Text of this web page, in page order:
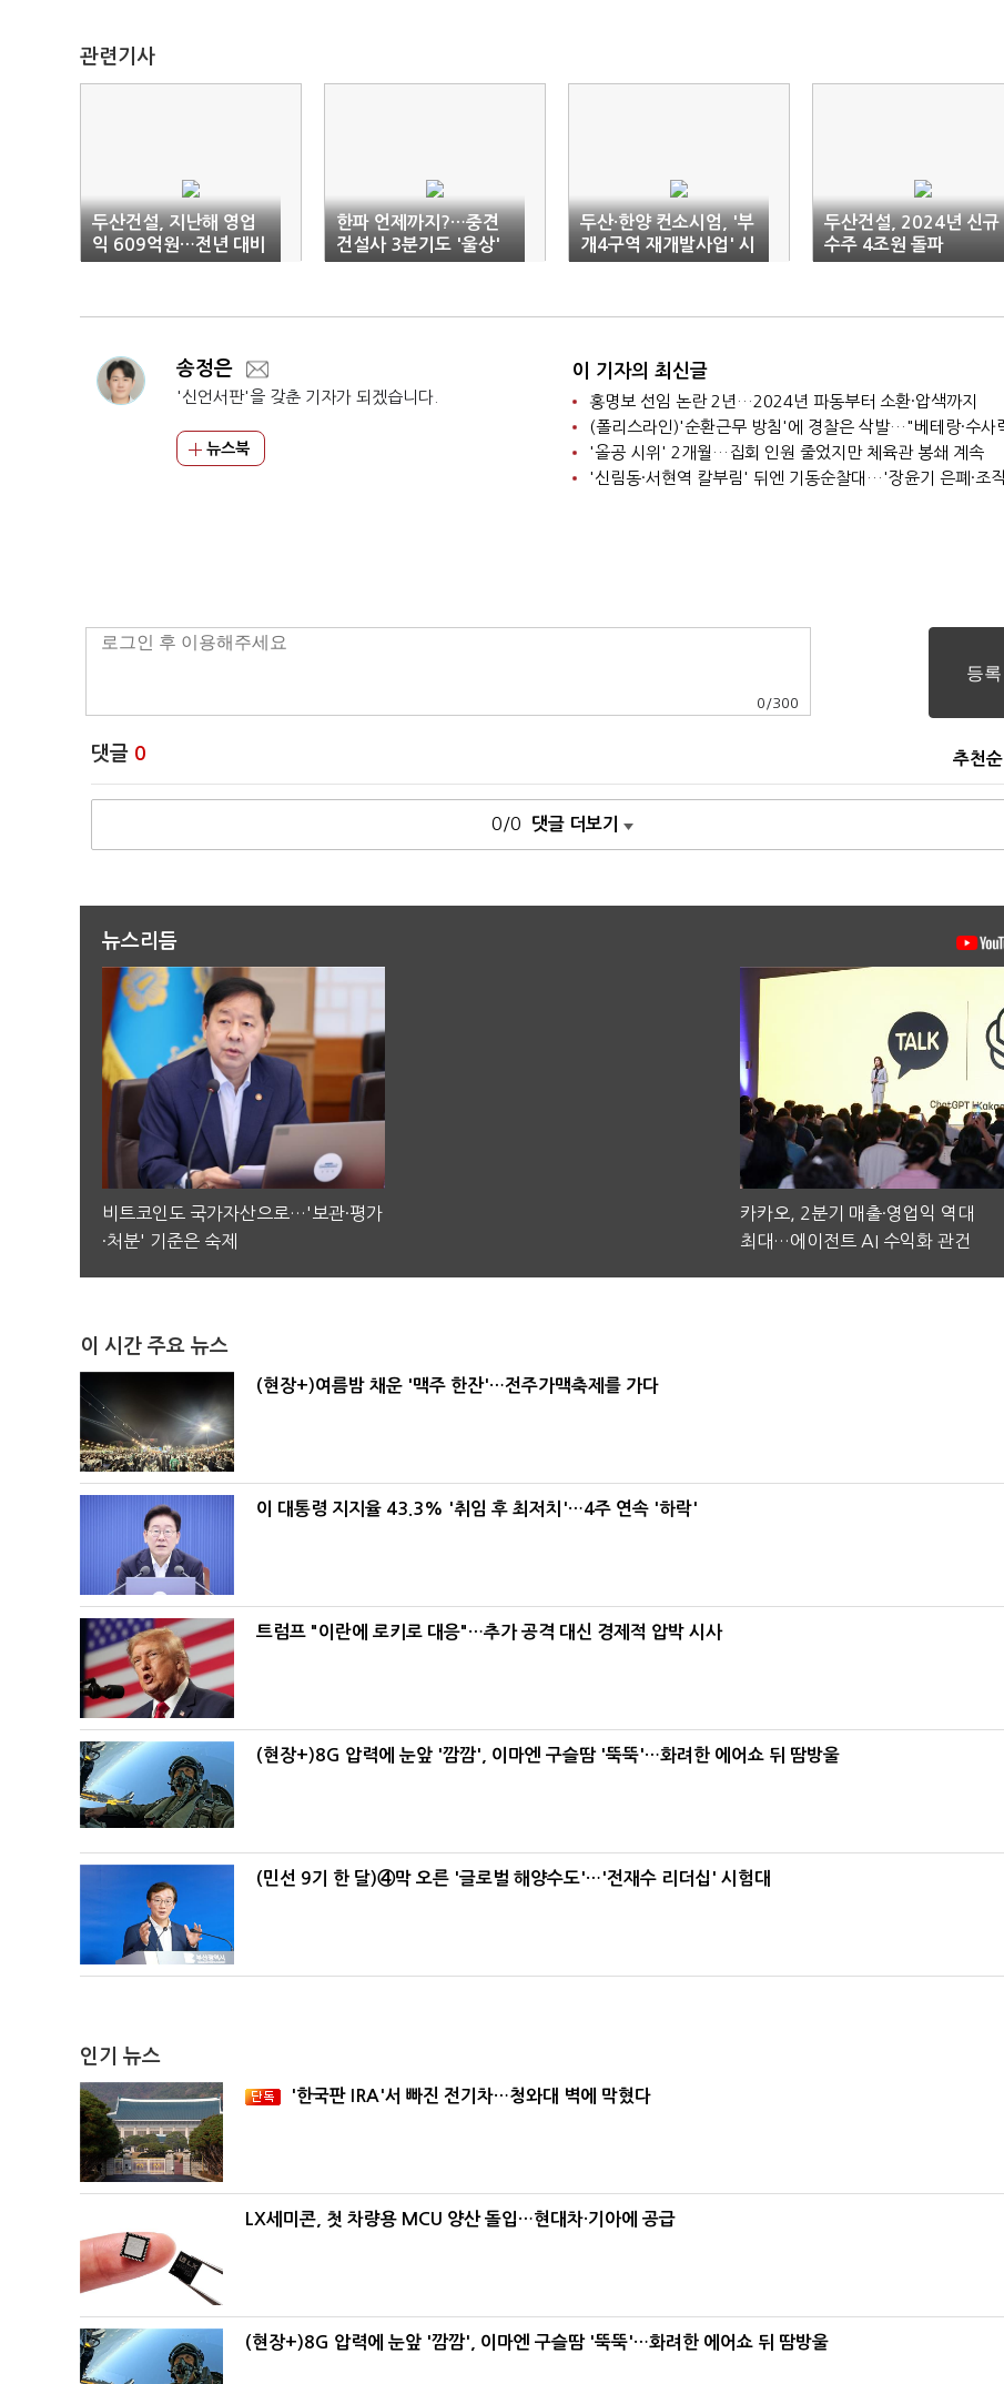
관련기사
두산건설, 지난해 영업
익 609억원…전년 대비
102%↑
한파 언제까지?…중견
건설사 3분기도 '울상'
두산·한양 컨소시엄, '부
개4구역 재개발사업' 시
공사 선정
두산건설, 2024년 신규
수주 4조원 돌파
송정은
'신언서판'을 갖춘 기자가 되겠습니다.
뉴스북
이 기자의 최신글
홍명보 선임 논란 2년…2024년 파동부터 소환·압색까지
'올공 시위' 2개월…집회 인원 줄었지만 체육관 봉쇄 계속
0 /300
댓글 0 추천순
0/0 댓글 더보기
뉴스리듬
비트코인도 국가자산으로…'보관·평가
·처분' 기준은 숙제
카카오, 2분기 매출·영업익 역대
최대…에이전트 AI 수익화 관건
이 시간 주요 뉴스
(현장+)여름밤 채운 '맥주 한잔'…전주가맥축제를 가다
이 대통령 지지율 43.3% '취임 후 최저치'…4주 연속 '하락'
트럼프 "이란에 로키로 대응"…추가 공격 대신 경제적 압박 시사
(현장+)8G 압력에 눈앞 '깜깜', 이마엔 구슬땀 '뚝뚝'…화려한 에어쇼 뒤 땀방울
(민선 9기 한 달)④막 오른 '글로벌 해양수도'…'전재수 리더십' 시험대
인기 뉴스
'한국판 IRA'서 빠진 전기차…청와대 벽에 막혔다
LX세미콘, 첫 차량용 MCU 양산 돌입…현대차·기아에 공급
(현장+)8G 압력에 눈앞 '깜깜', 이마엔 구슬땀 '뚝뚝'…화려한 에어쇼 뒤 땀방울